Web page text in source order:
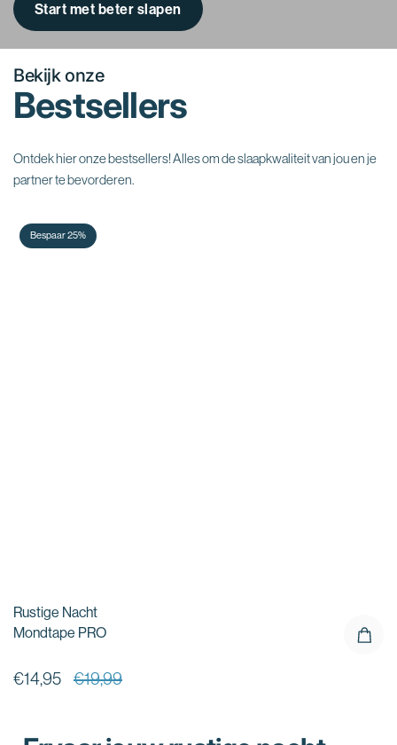
Start met beter slapen
Bekijk onze
Bestsellers
Ontdek hier onze bestsellers! Alles om de slaapkwaliteit van jou en je
partner te bevorderen.
Bespaar 25%
Rustige Nacht
Mondtape PRO
€14,95 €19,99